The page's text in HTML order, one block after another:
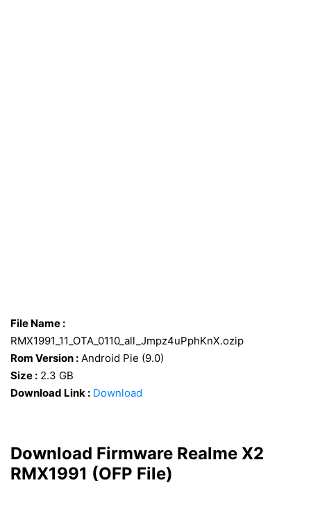
File Name :
RMX1991_11_OTA_0110_all_Jmpz4uPphKnX.ozip
Rom Version : Android Pie (9.0)
Size : 2.3 GB
Download Link : Download
Download Firmware Realme X2
RMX1991 (OFP File)